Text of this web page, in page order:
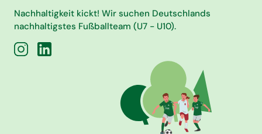
Nachhaltigkeit kickt! Wir suchen Deutschlands
nachhaltigstes Fußballteam (U7 - U10).